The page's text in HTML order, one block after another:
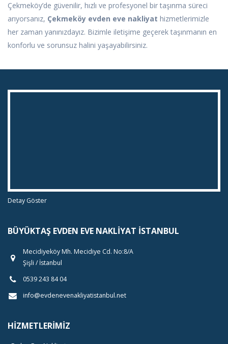
Çekmeköy’de güvenilir, hızlı ve profesyonel bir taşınma süreci
arıyorsanız, Çekmeköy evden eve nakliyat hizmetlerimizle
her zaman yanınızdayız. Bizimle iletişime geçerek taşınmanın en
konforlu ve sorunsuz halini yaşayabilirsiniz.
Detay Göster
BÜYÜKTAŞ EVDEN EVE NAKLIYAT İSTANBUL
Mecidiyeköy Mh. Mecidiye Cd. No:8/A
Şişli / İstanbul
0539 243 84 04
info@evdenevenakliyatistanbul.net
HIZMETLERIMIZ